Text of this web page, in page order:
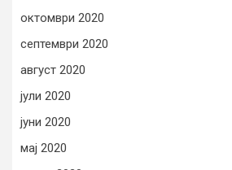
октомври 2020
септември 2020
август 2020
јули 2020
јуни 2020
мај 2020